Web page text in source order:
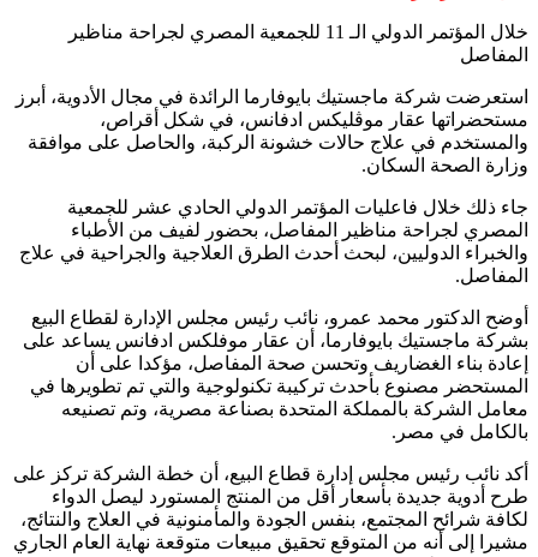
خلال المؤتمر الدولي الـ 11 للجمعية المصري لجراحة مناظير
المفاصل
استعرضت شركة ماجستيك بايوفارما الرائدة في مجال الأدوية، أبرز
مستحضراتها عقار موڤليكس ادفانس، في شكل أقراص،
والمستخدم في علاج حالات خشونة الركبة، والحاصل على موافقة
وزارة الصحة السكان.
جاء ذلك خلال فاعليات المؤتمر الدولي الحادي عشر للجمعية
المصري لجراحة مناظير المفاصل، بحضور لفيف من الأطباء
والخبراء الدوليين، لبحث أحدث الطرق العلاجية والجراحية في علاج
المفاصل.
أوضح الدكتور محمد عمرو، نائب رئيس مجلس الإدارة لقطاع البيع
بشركة ماجستيك بايوفارما، أن عقار موفلكس ادفانس يساعد على
إعادة بناء الغضاريف وتحسن صحة المفاصل، مؤكدا على أن
المستحضر مصنوع بأحدث تركيبة تكنولوجية والتي تم تطويرها في
معامل الشركة بالمملكة المتحدة بصناعة مصرية، وتم تصنيعه
بالكامل في مصر.
أكد نائب رئيس مجلس إدارة قطاع البيع، أن خطة الشركة تركز على
طرح أدوية جديدة بأسعار أقل من المنتج المستورد ليصل الدواء
لكافة شرائح المجتمع، بنفس الجودة والمأمنونية في العلاج والنتائج،
مشيرا إلى أنه من المتوقع تحقيق مبيعات متوقعة نهاية العام الجاري